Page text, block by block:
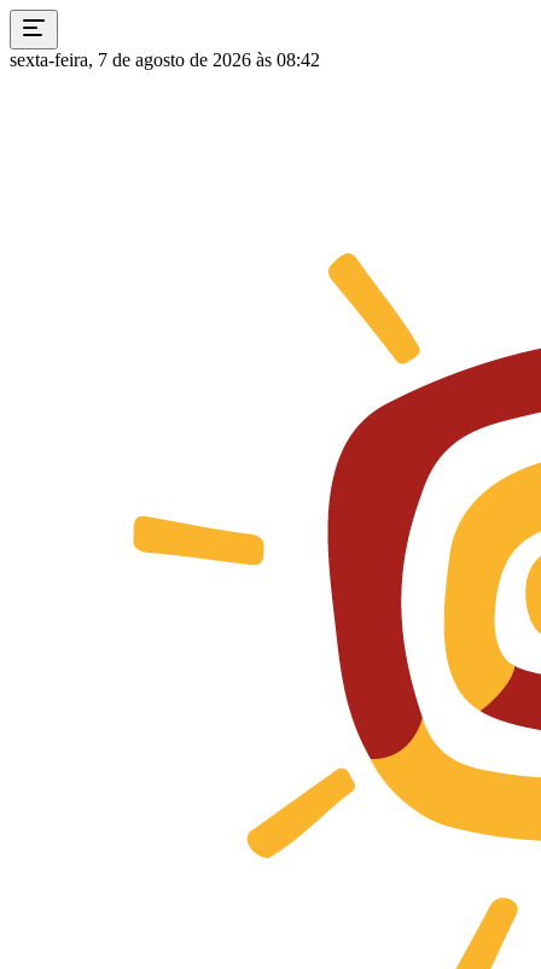
sexta-feira, 7 de agosto de 2026 às 08:42